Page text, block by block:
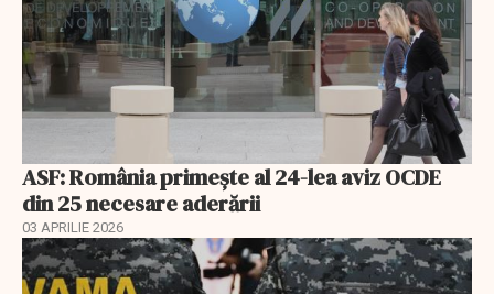
ASF: România primește al 24-lea aviz OCDE
din 25 necesare aderării
03 APRILIE 2026